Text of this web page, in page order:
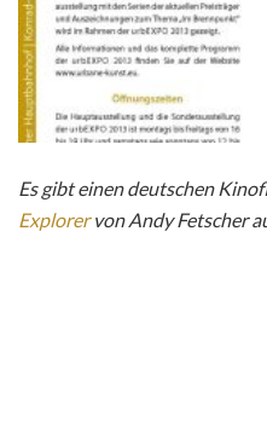
Es gibt einen deutschen
Explorervon Andy Fetscher